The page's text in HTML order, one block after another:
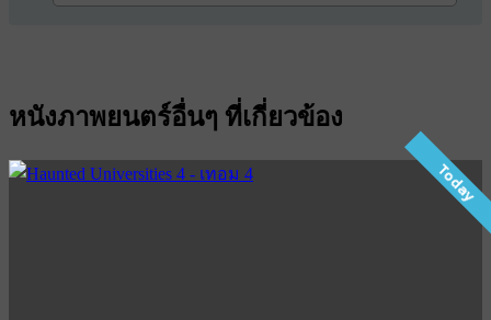
หนังภาพยนตร์อื่นๆ ที่เกี่ยวข้อง
Today